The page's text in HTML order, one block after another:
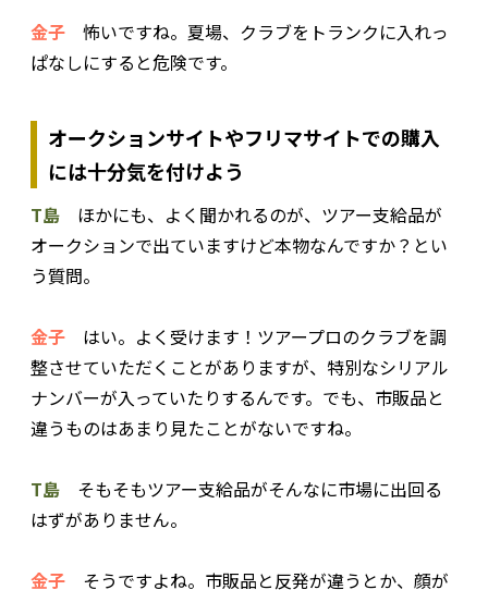
金子 怖いですね。夏場、クラブをトランクに入れっ
ぱなしにすると危険です。
オークションサイトやフリマサイトでの購入
には十分気を付けよう
T島 ほかにも、よく聞かれるのが、ツアー支給品が
オークションで出ていますけど本物なんですか？とい
う質問。
金子 はい。よく受けます！ツアープロのクラブを調
整させていただくことがありますが、特別なシリアル
ナンバーが入っていたりするんです。でも、市販品と
違うものはあまり見たことがないですね。
T島 そもそもツアー支給品がそんなに市場に出回る
はずがありません。
金子 そうですよね。市販品と反発が違うとか、顔が